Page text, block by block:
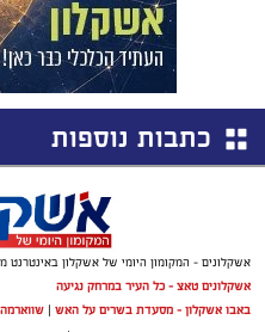
כתבות נוספות
אשקלונים - המקומון היומי של אשקלון באינטרנט מאז
אשקלונים טאצ - כל העיר במרחק נגיעה
באבו אשקלון - מסעדת בשרים על האש |